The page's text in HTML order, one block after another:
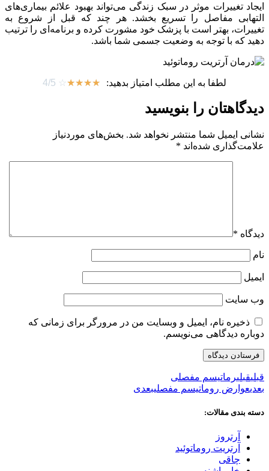
ایجاد تغییرات موثر در سبک زندگی می‌تواند بهبود علائم بیماری‌های
التهابی مفاصل را تسریع بخشد. هر چند که قبل از شروع به
تغییرات، بهتر است با پزشک خود مشورت کرده و برنامه‌ای را ترتیب
دهید که با توجه به وضعیت جسمی شما باشد.
لطفا به این مطلب امتیاز بدهید: ☆
☆
☆
☆
☆
4/5
دیدگاهتان را بنویسید
نشانی ایمیل شما منتشر نخواهد شد. بخش‌های موردنیاز
علامت‌گذاری شده‌اند *
دیدگاه *
نام
ایمیل
وب‌ سایت
ذخیره نام، ایمیل و وبسایت من در مرورگر برای زمانی که
دوباره دیدگاهی می‌نویسم.
قبلیقبلیرماتیسم مفصلی
بعدیعوارض روماتیسم مفصلیبعدی
دسته بندی مقالات:
آرتروز
آرتریت روماتوئید
چاقی